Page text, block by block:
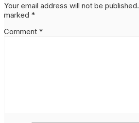
Your email address will not be published.
marked *
Comment *